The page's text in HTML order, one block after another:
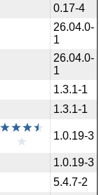
0.17-4
26.04.0-
1
26.04.0-
1
1.3.1-1
1.3.1-1
1.0.19-3
1.0.19-3
5.4.7-2